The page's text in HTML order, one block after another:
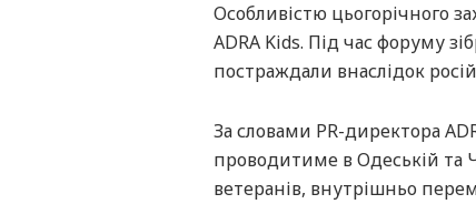
Особливістю цьогорічного
ADRA Kids. Під час форуму
постраждали внаслідок
За словами PR-директора
проводитиме в Одеській та
ветеранів, внутрішньо